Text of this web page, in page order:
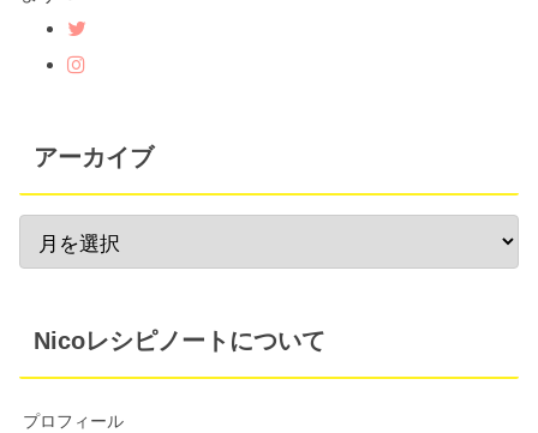
アーカイブ
Nicoレシピノートについて
プロフィール